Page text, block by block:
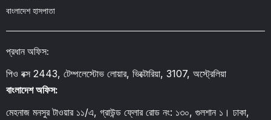
বাংলাদেশ হাসপাতা
প্রধান অফিস:
পিও বক্স 2443, টেম্পলেস্টোভ লোয়ার, ভিক্টোরিয়া, 3107, অস্ট্রেলিয়া
বাংলাদেশ অফিস:
মেহনাজ মনসুর টাওয়ার ১১/এ, গ্রাউন্ড ফ্লোর রোড নং: ১৩০, গুলশান ১। ঢাকা,